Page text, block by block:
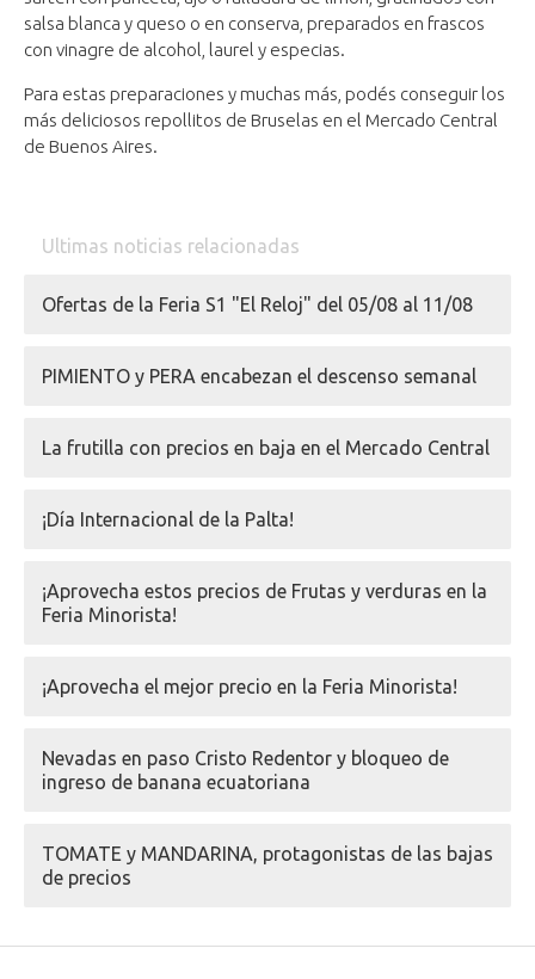
salsa blanca y queso o en conserva, preparados en frascos
con vinagre de alcohol, laurel y especias.
Para estas preparaciones y muchas más, podés conseguir los
más deliciosos repollitos de Bruselas en el Mercado Central
de Buenos Aires.
Ultimas noticias relacionadas
Ofertas de la Feria S1 "El Reloj" del 05/08 al 11/08
PIMIENTO y PERA encabezan el descenso semanal
La frutilla con precios en baja en el Mercado Central
¡Día Internacional de la Palta!
¡Aprovecha estos precios de Frutas y verduras en la
Feria Minorista!
¡Aprovecha el mejor precio en la Feria Minorista!
Nevadas en paso Cristo Redentor y bloqueo de
ingreso de banana ecuatoriana
TOMATE y MANDARINA, protagonistas de las bajas
de precios